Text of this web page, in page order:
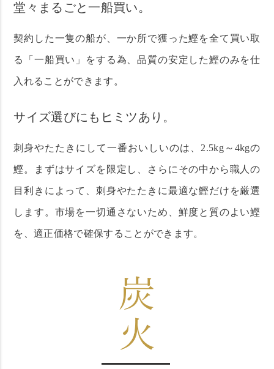
堂々まるごと一船買い。
契約した一隻の船が、一か所で獲った鰹を全て買い取
る「一船買い」をする為、品質の安定した鰹のみを仕
入れることができます。
サイズ選びにもヒミツあり。
刺身やたたきにして一番おいしいのは、2.5kg～4kgの
鰹。まずはサイズを限定し、さらにその中から職人の
目利きによって、刺身やたたきに最適な鰹だけを厳選
します。市場を一切通さないため、鮮度と質のよい鰹
を、適正価格で確保することができます。